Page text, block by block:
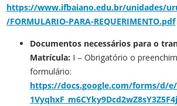
https://www.ifbaiano.edu.br/unidades/
/FORMULARIO-PARA-REQUERIMENTO.pdf
Documentos necessários para o
Matrícula: I – Obrigatório o
formulário:
https://docs.google.com/forms/d/e/